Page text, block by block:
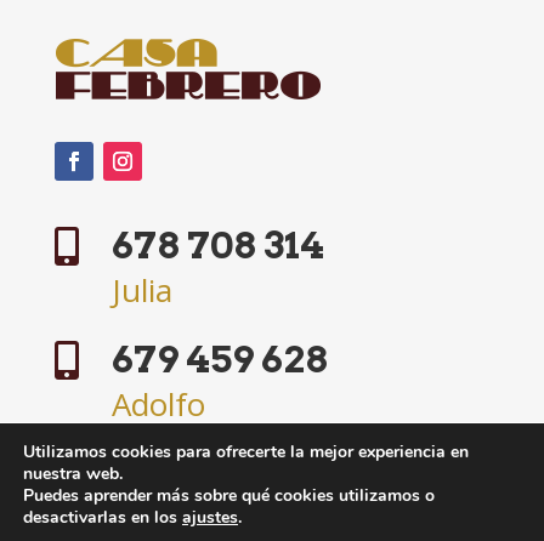
 678 708 314
Julia
 679 459 628
Adolfo
 hola@casafebrero.es
Utilizamos cookies para ofrecerte la mejor experiencia en
nuestra web.
Puedes aprender más sobre qué cookies utilizamos o
desactivarlas en los ajustes.